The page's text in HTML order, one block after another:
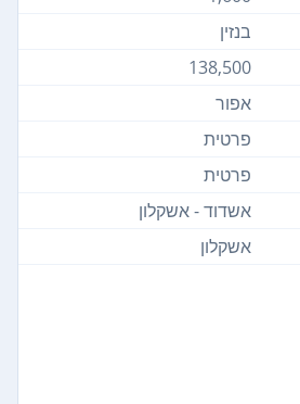
בנזין
138,500
אפור
פרטית
פרטית
אשדוד - אשקלון
אשקלון